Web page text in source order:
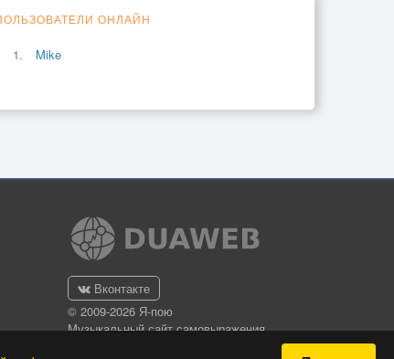
ОНЛАЙН
Mike
Вконтакте
© 2009-2026 Я-пою
Музыкальный сайт самовыражения